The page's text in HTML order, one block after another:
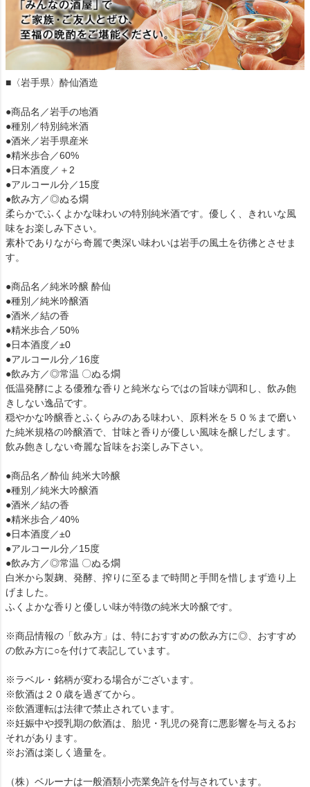
■〈岩手県〉酔仙酒造
●商品名／岩手の地酒
●種別／特別純米酒
●酒米／岩手県産米
●精米歩合／60%
●日本酒度／＋2
●アルコール分／15度
●飲み方／◎ぬる燗
柔らかでふくよかな味わいの特別純米酒です。優しく、きれいな風
味をお楽しみ下さい。
素朴でありながら奇麗で奥深い味わいは岩手の風土を彷彿とさせま
す。
●商品名／純米吟醸 酔仙
●種別／純米吟醸酒
●酒米／結の香
●精米歩合／50%
●日本酒度／±0
●アルコール分／16度
●飲み方／◎常温 〇ぬる燗
低温発酵による優雅な香りと純米ならではの旨味が調和し、飲み飽
きしない逸品です。
穏やかな吟醸香とふくらみのある味わい、原料米を５０％まで磨い
た純米規格の吟醸酒で、甘味と香りが優しい風味を醸しだします。
飲み飽きしない奇麗な旨味をお楽しみ下さい。
●商品名／酔仙 純米大吟醸
●種別／純米大吟醸酒
●酒米／結の香
●精米歩合／40%
●日本酒度／±0
●アルコール分／15度
●飲み方／◎常温 〇ぬる燗
白米から製麹、発酵、搾りに至るまで時間と手間を惜しまず造り上
げました。
ふくよかな香りと優しい味が特徴の純米大吟醸です。
※商品情報の「飲み方」は、特におすすめの飲み方に◎、おすすめ
の飲み方に○を付けて表記しています。
※ラベル・銘柄が変わる場合がございます。
※飲酒は２０歳を過ぎてから。
※飲酒運転は法律で禁止されています。
※妊娠中や授乳期の飲酒は、胎児・乳児の発育に悪影響を与えるお
それがあります。
※お酒は楽しく適量を。
（株）ベルーナは一般酒類小売業免許を付与されています。